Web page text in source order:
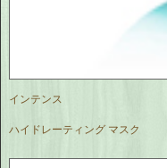
インテンス
ハイドレーティング マスク